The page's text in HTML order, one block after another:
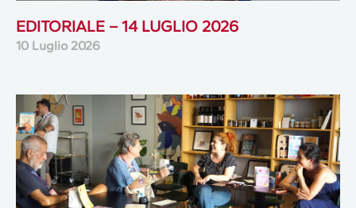
EDITORIALE – 14 LUGLIO 2026
10 Luglio 2026